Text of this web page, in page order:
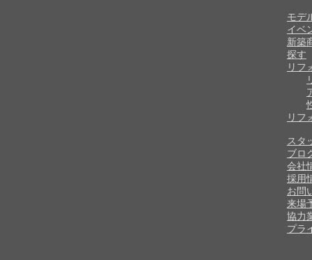
モデ
イベ
新築
探す
リフ
リフ
スタ
ブロ
会社
採用
お問
来場
協力
プラ